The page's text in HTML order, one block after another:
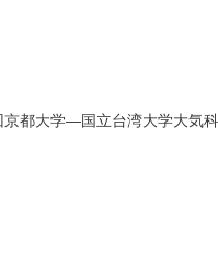
都大学―国立台湾大学大気